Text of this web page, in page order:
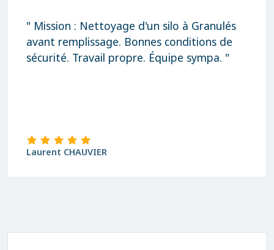
" Mission : Nettoyage d'un silo à Granulés
avant remplissage. Bonnes conditions de
sécurité. Travail propre. Équipe sympa. "
Laurent CHAUVIER